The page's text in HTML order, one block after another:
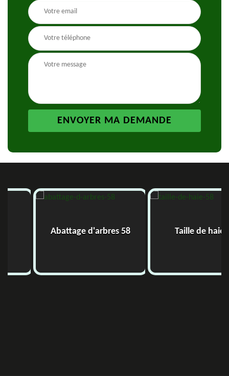
Abattage d'arbres 58 Taille de haie